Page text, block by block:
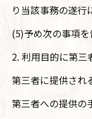
り当該事務の遂行
(5)予め次の事項
2. 利用目的に第三
第三者に提供され
第三者への提供の